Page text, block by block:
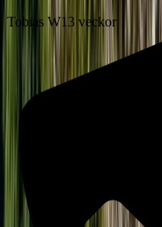
Tobias W13 veckor